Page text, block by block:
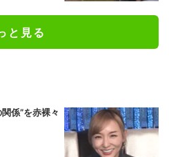
と見る
係”を赤裸々